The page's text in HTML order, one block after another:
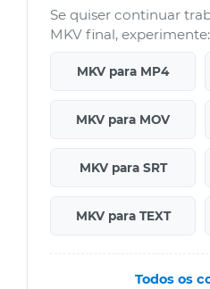
Se quiser continuar
MKV final, experimente:
MKV para MP4
MKV para MOV
MKV para SRT
MKV para TEXT
Todos os